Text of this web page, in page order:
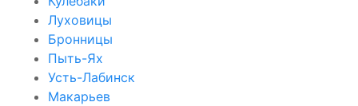
Луховицы
Бронницы
Пыть-Ях
Усть-Лабинск
Макарьев